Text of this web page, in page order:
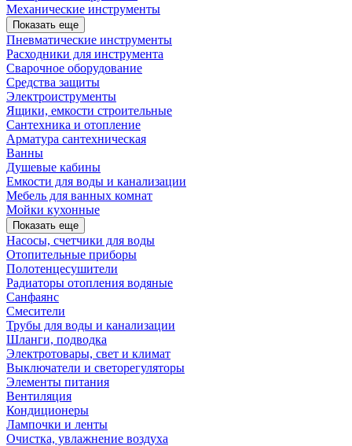
Механические инструменты
Показать еще
Пневматические инструменты
Расходники для инструмента
Сварочное оборудование
Средства защиты
Электроиструменты
Ящики, емкости строительные
Сантехника и отопление
Арматура сантехническая
Ванны
Душевые кабины
Емкости для воды и канализации
Мебель для ванных комнат
Мойки кухонные
Показать еще
Насосы, счетчики для воды
Отопительные приборы
Полотенцесушители
Радиаторы отопления водяные
Санфаянс
Смесители
Трубы для воды и канализации
Шланги, подводка
Электротовары, свет и климат
Выключатели и светорегуляторы
Элементы питания
Вентиляция
Кондиционеры
Лампочки и ленты
Очистка, увлажнение воздуха